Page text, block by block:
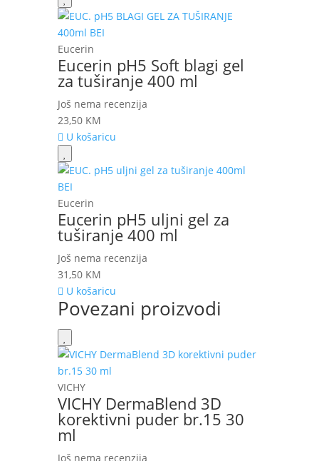
Eucerin
Eucerin pH5 Soft blagi gel
za tuširanje 400 ml
Još nema recenzija
23,50 KM
U košaricu
Eucerin
Eucerin pH5 uljni gel za
tuširanje 400 ml
Još nema recenzija
31,50 KM
U košaricu
Povezani proizvodi
VICHY
VICHY DermaBlend 3D
korektivni puder br.15 30
ml
Još nema recenzija